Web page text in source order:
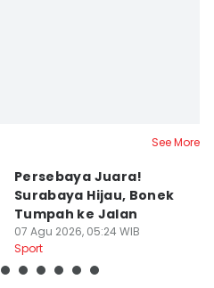
See More
Persebaya Juara!
Surabaya Hijau, Bonek
Tumpah ke Jalan
07 Agu 2026, 05:24 WIB
Sport